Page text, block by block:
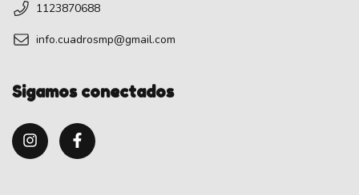
1123870688
info.cuadrosmp@gmail.com
Sigamos conectados